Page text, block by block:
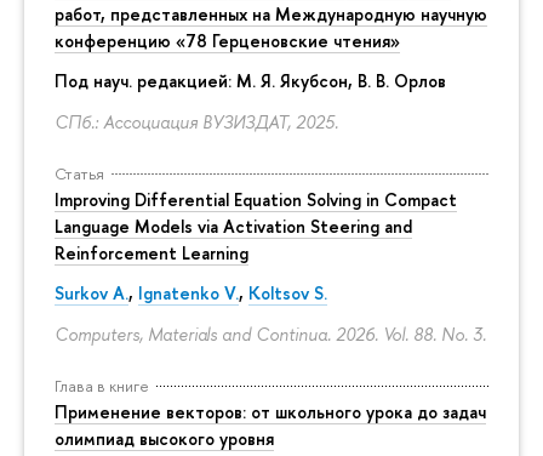
работ, представленных на Международную научную
конференцию «78 Герценовские чтения»
Под науч. редакцией: М. Я. Якубсон, В. В. Орлов
СПб.: Ассоциация ВУЗИЗДАТ, 2025.
Статья
Improving Differential Equation Solving in Compact
Language Models via Activation Steering and
Reinforcement Learning
Surkov A., Ignatenko V., Koltsov S.
Computers, Materials and Continua. 2026. Vol. 88. No. 3.
Глава в книге
Применение векторов: от школьного урока до задач
олимпиад высокого уровня